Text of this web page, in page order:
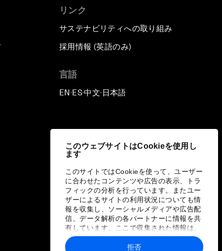
このウェブサイトはCookieを使用し
ます
このサイトではCookieを使って、ユーザー
に合わせたコンテンツや広告の表示、トラ
フィックの分析を行っています。またユー
ザーによるサイトの利用状況についても情
報を収集し、ソーシャルメディアや広告配
信、データ解析の各パートナーに情報を共
有しています。ここで収集された情報は、
ユーザーが各パートナーに提供した他の情
報や各パートナーのサービスを使用した際
拒否
リンク
サステナビリティへの取り組み
採用情報 (英語のみ)
言語
EN ▪ES▪中文▪ 日本語